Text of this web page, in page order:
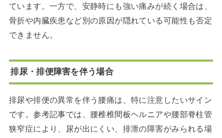
ています。一方で、安静時にも強い痛みが続く場合は、
骨折や内臓疾患など別の原因が隠れている可能性も否定
できません。
排尿・排便障害を伴う場合
排尿や排便の異常を伴う腰痛は、特に注意したいサイン
です。参考記事では、腰椎椎間板ヘルニアや腰部脊柱管
狭窄症により、尿が出にくい、排泄の障害がみられる場